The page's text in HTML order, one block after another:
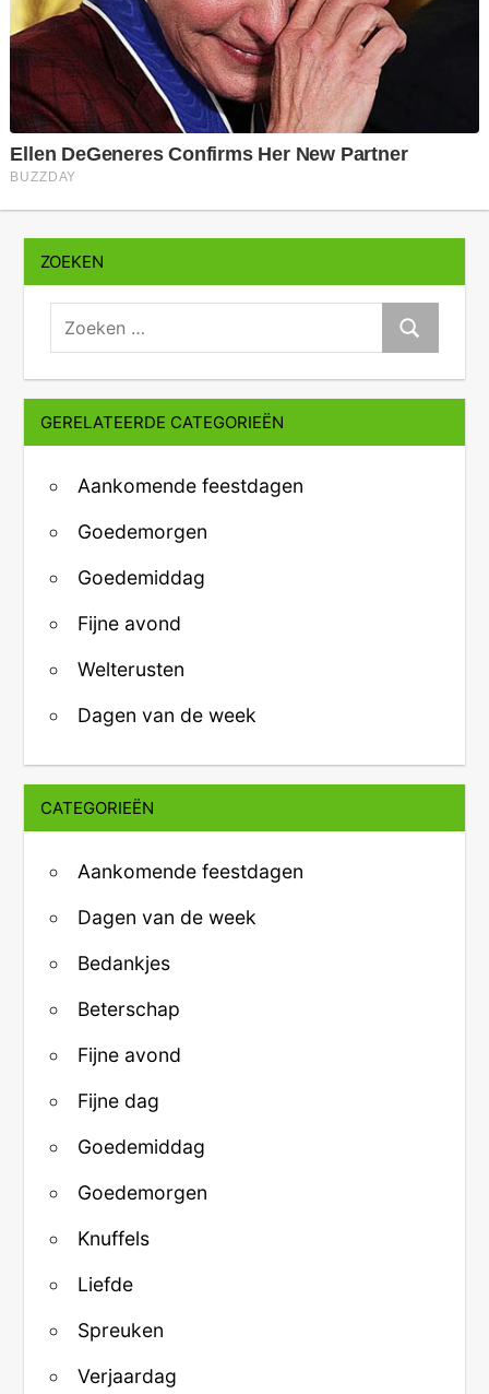
ZOEKEN
zoeken:
Zoeken
GERELATEERDE CATEGORIEËN
Aankomende feestdagen
Goedemorgen
Goedemiddag
Fijne avond
Welterusten
Dagen van de week
CATEGORIEËN
Aankomende feestdagen
Dagen van de week
Bedankjes
Beterschap
Fijne avond
Fijne dag
Goedemiddag
Goedemorgen
Knuffels
Liefde
Spreuken
Verjaardag